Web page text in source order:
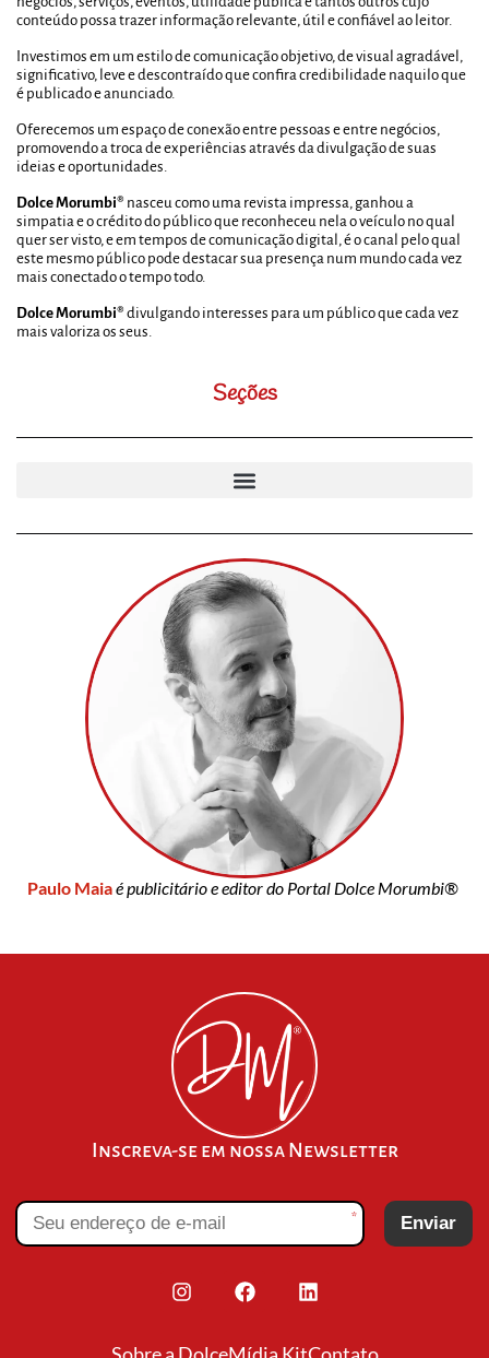
conteúdo possa trazer informação relevante, útil e confiável ao leitor.
Investimos em um estilo de comunicação objetivo, de visual agradável,
significativo, leve e descontraído que confira credibilidade naquilo que
é publicado e anunciado.
Oferecemos um espaço de conexão entre pessoas e entre negócios,
promovendo a troca de experiências através da divulgação de suas
ideias e oportunidades.
Dolce Morumbi® nasceu como uma revista impressa, ganhou a
simpatia e o crédito do público que reconheceu nela o veículo no qual
quer ser visto, e em tempos de comunicação digital, é o canal pelo qual
este mesmo público pode destacar sua presença num mundo cada vez
mais conectado o tempo todo.
Dolce Morumbi® divulgando interesses para um público que cada vez
mais valoriza os seus.
Seções
Paulo Maiaé publicitário e editor do Portal Dolce Morumbi®
Inscreva-se em nossa Newsletter
* Enviar